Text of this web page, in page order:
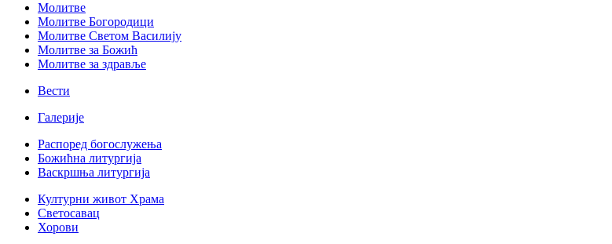
Молитве
Молитве Богородици
Молитве Светом Василију
Молитве за Божић
Молитве за здравље
Вести
Галерије
Распоред богослужења
Божићна литургија
Васкршња литургија
Културни живот Храма
Светосавац
Хорови